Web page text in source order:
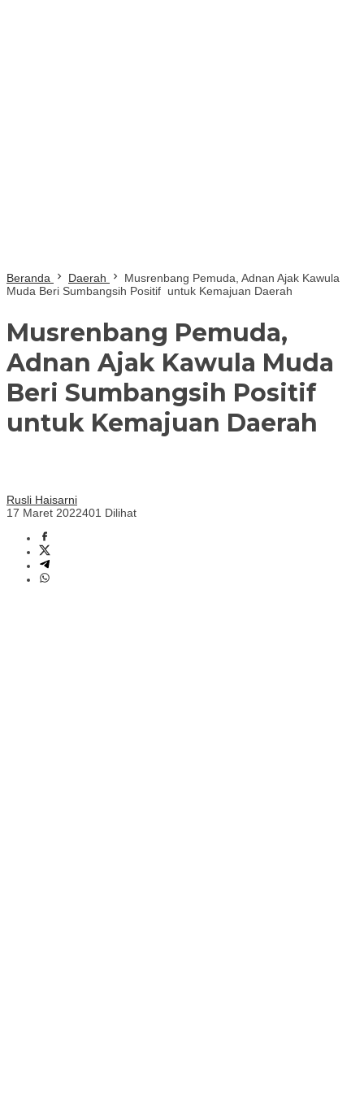
Beranda Daerah
Musrenbang Pemuda, Adnan Ajak Kawula
Muda Beri Sumbangsih Positif untuk Kemajuan Daerah
Musrenbang Pemuda,
Adnan Ajak Kawula Muda
Beri Sumbangsih Positif
untuk Kemajuan Daerah
Rusli Haisarni
17 Maret 2022401 Dilihat